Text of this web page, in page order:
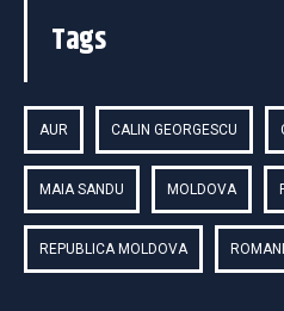
Tags
AUR CALIN GEORGESCU
MAIA SANDU MOLDOVA
REPUBLICA MOLDOVA